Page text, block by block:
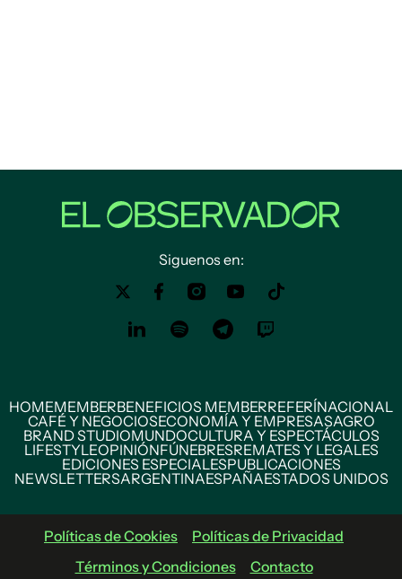
Siguenos en:
HOMEMEMBERBENEFICIOS MEMBERREFERÍNACIONAL
CAFÉ Y NEGOCIOSECONOMÍA Y EMPRESASAGRO
BRAND STUDIOMUNDOCULTURA Y ESPECTÁCULOS
LIFESTYLEOPINIÓNFÚNEBRESREMATES Y LEGALES
EDICIONES ESPECIALESPUBLICACIONES
NEWSLETTERSARGENTINAESPAÑAESTADOS UNIDOS
Políticas de Cookies
Políticas de Privacidad
Términos y Condiciones
Contacto